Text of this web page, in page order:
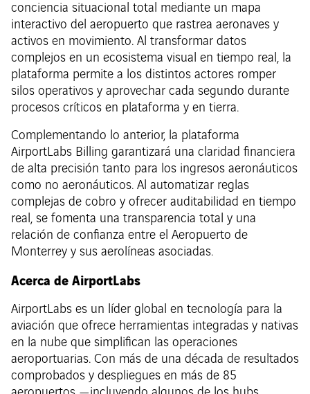
conciencia situacional total mediante un mapa
interactivo del aeropuerto que rastrea aeronaves y
activos en movimiento. Al transformar datos
complejos en un ecosistema visual en tiempo real, la
plataforma permite a los distintos actores romper
silos operativos y aprovechar cada segundo durante
procesos críticos en plataforma y en tierra.
Complementando lo anterior, la plataforma
AirportLabs Billing garantizará una claridad financiera
de alta precisión tanto para los ingresos aeronáuticos
como no aeronáuticos. Al automatizar reglas
complejas de cobro y ofrecer auditabilidad en tiempo
real, se fomenta una transparencia total y una
relación de confianza entre el Aeropuerto de
Monterrey y sus aerolíneas asociadas.
Acerca de AirportLabs
AirportLabs es un líder global en tecnología para la
aviación que ofrece herramientas integradas y nativas
en la nube que simplifican las operaciones
aeroportuarias. Con más de una década de resultados
comprobados y despliegues en más de 85